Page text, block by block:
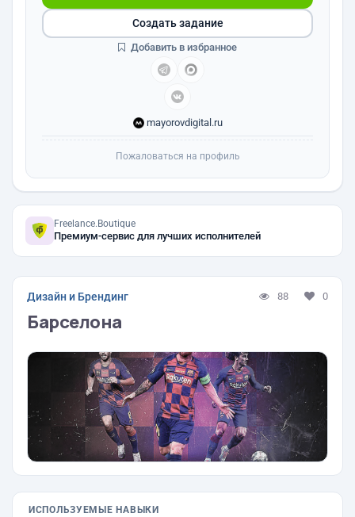
mayorovdigital.ru
Создать задание
Добавить в избранное
Пожаловаться на профиль
Freelance.Boutique
Премиум-сервис для лучших исполнителей
Дизайн и Брендинг 88 0
Барселона
ИСПОЛЬЗУЕМЫЕ НАВЫКИ